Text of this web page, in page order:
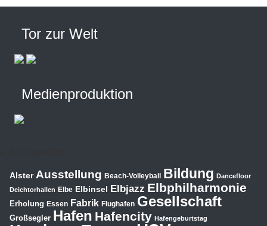
Tor zur Welt
Medienproduktion
Alster Ausstellung Beach-Volleyball Bildung Dancefloor
Deichtorhallen Elbe Elbinsel Elbjazz Elbphilharmonie
Erholung Essen Fabrik Flughafen Gesellschaft
Großsegler Hafen Hafencity Hafengeburtstag